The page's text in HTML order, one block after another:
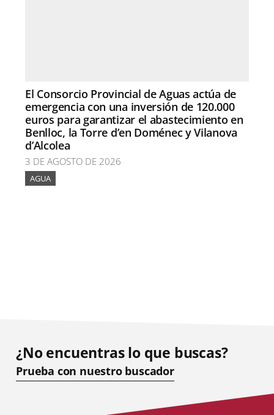
El Consorcio Provincial de Aguas actúa de
emergencia con una inversión de 120.000
euros para garantizar el abastecimiento en
Benlloc, la Torre d’en Doménec y Vilanova
d’Alcolea
3 DE AGOSTO DE 2026
AGUA
¿No encuentras lo que buscas?
Prueba con nuestro buscador